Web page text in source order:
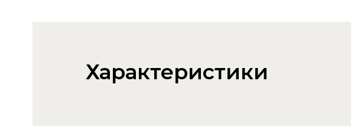
Характеристики